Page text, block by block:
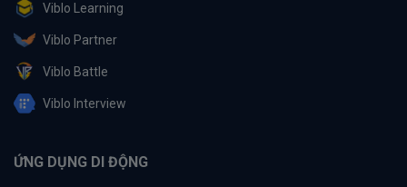
Viblo Learning
Viblo Partner
Viblo Battle
Viblo Interview
ỨNG DỤNG DI ĐỘNG